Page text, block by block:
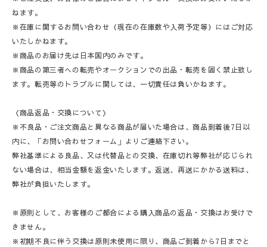
ねます。
※在庫に関するお問い合わせ（現在の在庫数や入荷予定等）にはご対応
いたしかねます。
※商品のお届け先は日本国内のみです。
※商品の第三者への転売やオークションでの出品・転売を固く禁止致し
ます。転売等のトラブルに関しては、一切責任は負いかねます。
〈商品返品・交換について〉
※不良品・ご注文商品と異なる商品が届いた場合は、商品到着後7日以
内に、「お問い合わせフォーム」よりご連絡下さい。
弊社基準による良品、又は代替品との交換、在庫切れ等弊社が応じられ
ない場合は、相当金額を返金いたします。返送、再送にかかる送料は、
弊社が負担いたします。
※原則として、お客様のご都合による購入商品の返品・交換はお受けで
きません。
※初期不良に伴う交換は原則未使用に限り、商品ご到着から7日までと